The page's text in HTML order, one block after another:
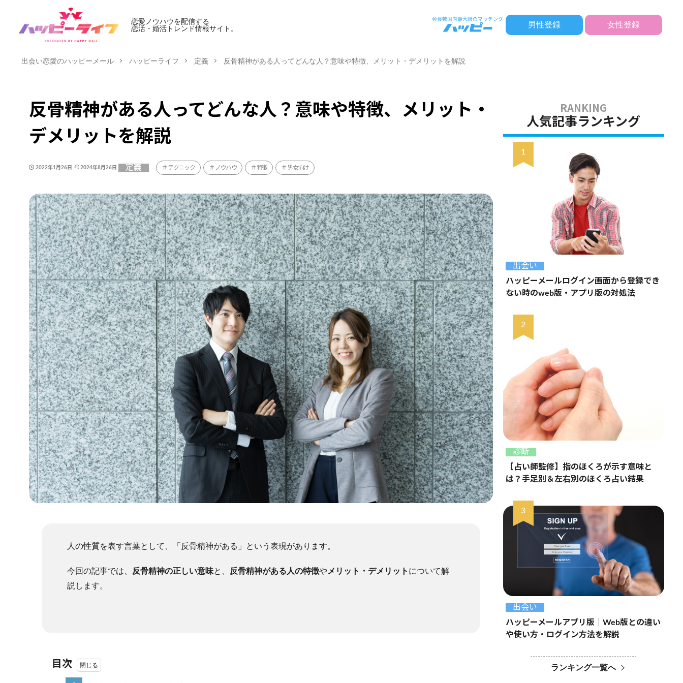
恋愛ノウハウを配信する
恋活・婚活トレンド情報サイト。
男性登録 女性登録
出会い恋愛のハッピーメール ハッピーライフ 定義 反骨精神がある人ってどんな人？意味や特徴、メリット・デメリットを解説
反骨精神がある人ってどんな人？意味や特徴、メリット・
デメリットを解説
2022年1月26日 2024年8月26日 定義 テクニック ノウハウ 特徴 男女向け
人の性質を表す言葉として、「反骨精神がある」という表現があります。
今回の記事では、 反骨精神の正しい意味と、 反骨精神がある人の特徴やメリット・デメリット について解
説します。
目次
人気記事ランキング
出会い
ハッピーメールログイン画面から登録でき
ない時のweb版・アプリ版の対処法
診断
【占い師監修】指のほくろが示す意味と
は？手足別＆左右別のほくろ占い結果
出会い
ハッピーメールアプリ版｜Web版との違い
や使い方・ログイン方法を解説
ランキング一覧へ